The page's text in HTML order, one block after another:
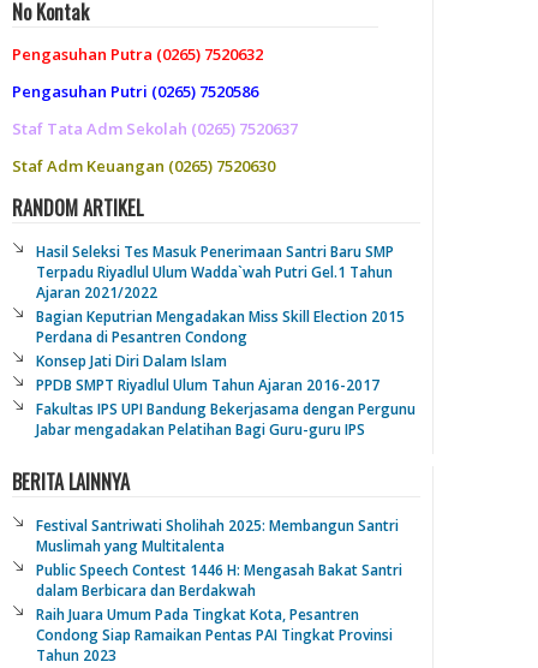
No Kontak
Pengasuhan Putra (0265) 7520632
Pengasuhan Putri (0265) 7520586
Staf Tata Adm Sekolah (0265) 7520637
Staf Adm Keuangan (0265) 7520630
RANDOM ARTIKEL
Hasil Seleksi Tes Masuk Penerimaan Santri Baru SMP
Terpadu Riyadlul Ulum Wadda`wah Putri Gel.1 Tahun
Ajaran 2021/2022
Bagian Keputrian Mengadakan Miss Skill Election 2015
Perdana di Pesantren Condong
Konsep Jati Diri Dalam Islam
PPDB SMPT Riyadlul Ulum Tahun Ajaran 2016-2017
Fakultas IPS UPI Bandung Bekerjasama dengan Pergunu
Jabar mengadakan Pelatihan Bagi Guru-guru IPS
BERITA LAINNYA
Festival Santriwati Sholihah 2025: Membangun Santri
Muslimah yang Multitalenta
Public Speech Contest 1446 H: Mengasah Bakat Santri
dalam Berbicara dan Berdakwah
Raih Juara Umum Pada Tingkat Kota, Pesantren
Condong Siap Ramaikan Pentas PAI Tingkat Provinsi
Tahun 2023